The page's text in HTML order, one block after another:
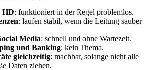
HD: funktioniert in der Regel problemlos.
: laufen stabil, wenn die Leitung sauber
Media: schnell und ohne Wartezeit.
und Banking: kein Thema.
gleichzeitig: machbar, solange nicht alle
Daten ziehen.